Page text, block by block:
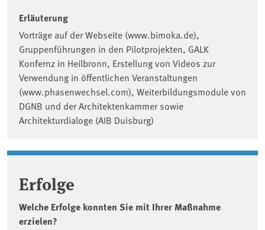
Erläuterung
Vorträge auf der Webseite (www.bimoka.de),
Gruppenführungen in den Pilotprojekten, GALK
Konfernz in Heilbronn, Erstellung von Videos zur
Verwendung in öffentlichen Veranstaltungen
(www.phasenwechsel.com), Weiterbildungsmodule von
DGNB und der Architektenkammer sowie
Architekturdialoge (AIB Duisburg)
Erfolge
Welche Erfolge konnten Sie mit Ihrer Maßnahme
erzielen?